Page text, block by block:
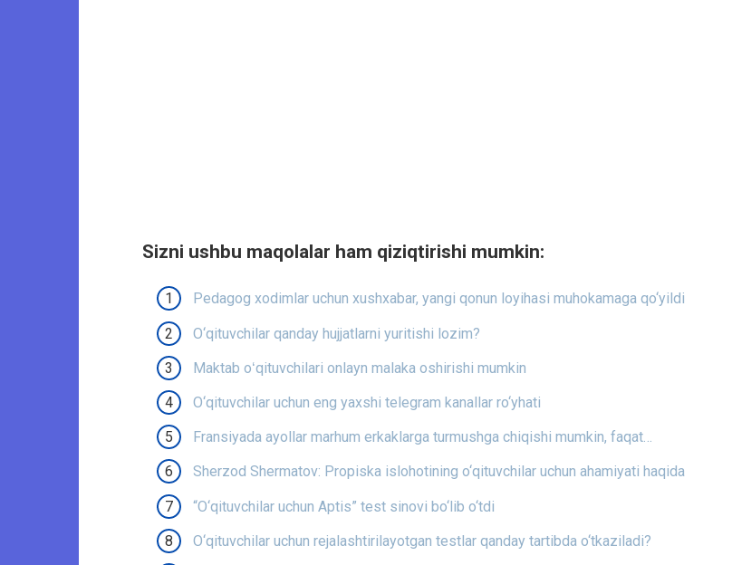
Sizni ushbu maqolalar ham qiziqtirishi mumkin:
Pedagog xodimlar uchun xushxabar, yangi qonun loyihasi muhokamaga qo‘yildi
O‘qituvchilar qanday hujjatlarni yuritishi lozim?
Maktab oʻqituvchilari onlayn malaka oshirishi mumkin
O‘qituvchilar uchun eng yaxshi telegram kanallar ro‘yhati
Fransiyada ayollar marhum erkaklarga turmushga chiqishi mumkin, faqat…
Sherzod Shermatov: Propiska islohotining o‘qituvchilar uchun ahamiyati haqida
“O‘qituvchilar uchun Aptis” test sinovi bo‘lib o‘tdi
O‘qituvchilar uchun rejalashtirilayotgan testlar qanday tartibda o‘tkaziladi?